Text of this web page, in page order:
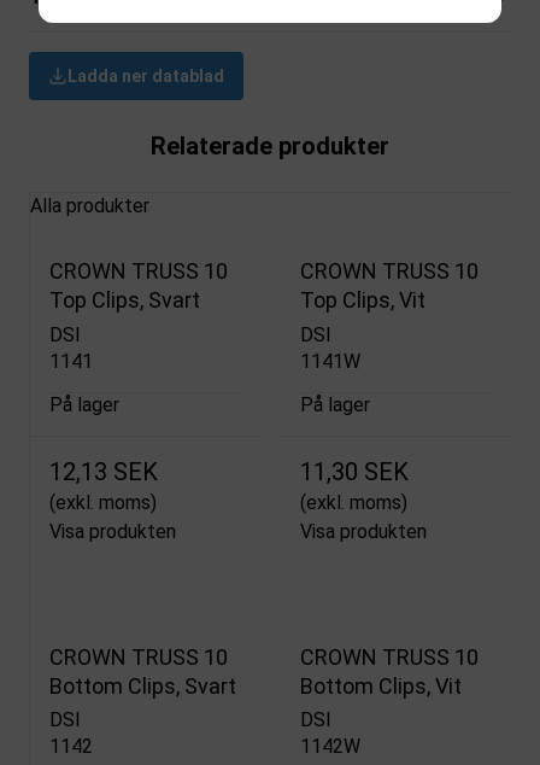
Ladda ner datablad
Relaterade produkter
Alla produkter
CROWN TRUSS 10
Top Clips, Svart
DSI
1141
På lager
12,13 SEK
(exkl. moms)
Visa produkten
CROWN TRUSS 10
Top Clips, Vit
DSI
1141W
På lager
11,30 SEK
(exkl. moms)
Visa produkten
CROWN TRUSS 10
Bottom Clips, Svart
DSI
1142
CROWN TRUSS 10
Bottom Clips, Vit
DSI
1142W